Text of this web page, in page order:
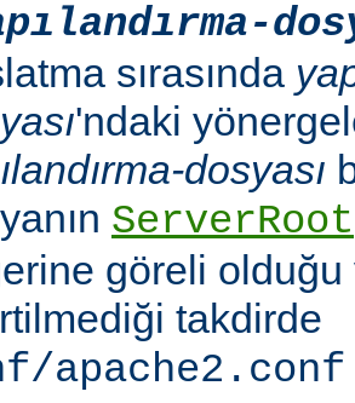
sırasında
'ndaki
dosyası
ServerRoot
göreli olduğu
takdirde
apache2.conf